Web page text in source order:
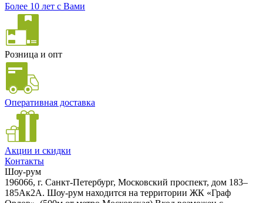
Более 10 лет с Вами
Розница и опт
Оперативная доставка
Акции и скидки
Контакты
Шоу-рум
196066, г. Санкт-Петербург, Московский проспект, дом 183–
185Ак2А. Шоу-рум находится на территории ЖК «Граф